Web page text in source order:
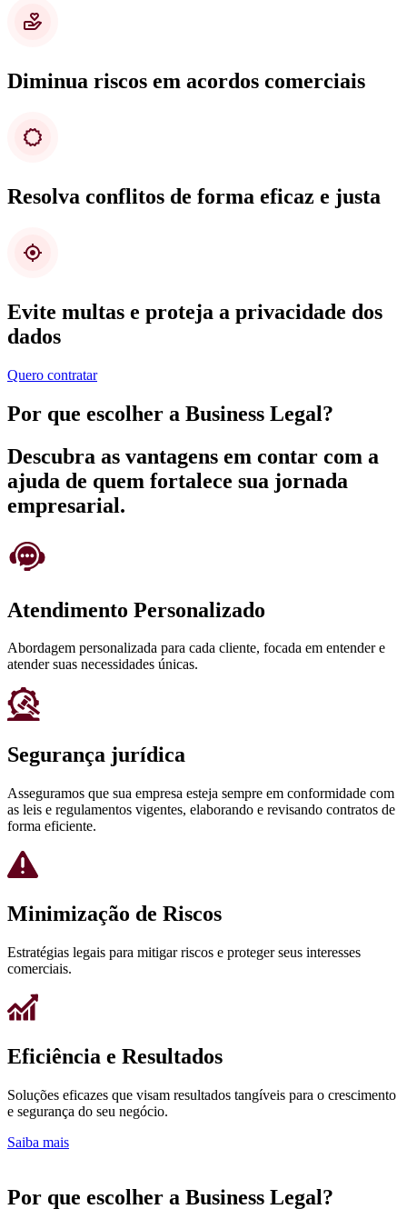
Diminua riscos em acordos comerciais
Resolva conflitos de forma eficaz e justa
Evite multas e proteja a privacidade dos
dados
Quero contratar
Por que escolher a Business Legal?
Descubra as vantagens em contar com a
ajuda de quem fortalece sua jornada
empresarial.
Atendimento Personalizado
Abordagem personalizada para cada cliente, focada em entender e
atender suas necessidades únicas.
Segurança jurídica
Asseguramos que sua empresa esteja sempre em conformidade com
as leis e regulamentos vigentes, elaborando e revisando contratos de
forma eficiente.
Minimização de Riscos
Estratégias legais para mitigar riscos e proteger seus interesses
comerciais.
Eficiência e Resultados
Soluções eficazes que visam resultados tangíveis para o crescimento
e segurança do seu negócio.
Saiba mais
Por que escolher a Business Legal?